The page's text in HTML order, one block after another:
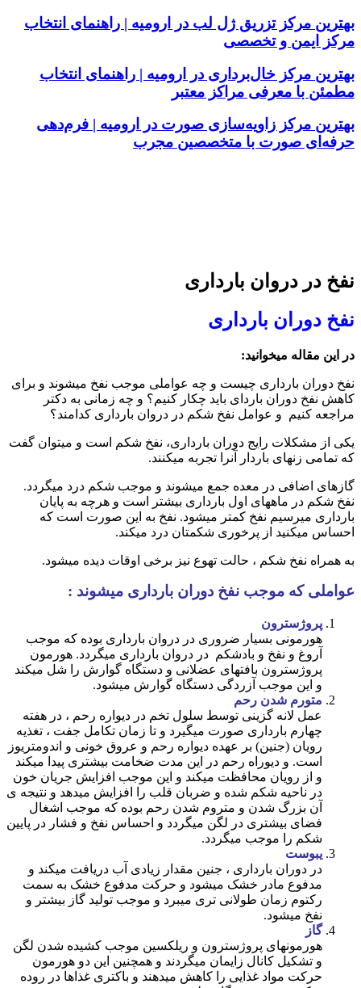
بهترین مرکز تزریق ژل لب در ارومیه | راهنمای انتخاب
مرکز ایمن و تخصصی
بهترین مرکز خال‌برداری در ارومیه | راهنمای انتخاب
مطمئن با معرفی مراکز معتبر
بهترین مرکز زاویه‌سازی صورت در ارومیه | فرم‌دهی
حرفه‌ای صورت با متخصصین مجرب
نفخ در دروان بارداری
نفخ دوران بارداری
در این مقاله میخوانید:
نفخ دوران بارداری چیست و چه عواملی موجب نفخ میشوند و برای
کاهش نفخ دوران باردای باید چکار کنیم؟ و چه زمانی به دکتر
مراجعه کنیم و عوامل نفخ شکم در دروان بارداری کدامند؟
یکی از مشکلات رایج دوران بارداری، نفخ شکم است و میتوان گفت
که تمامی زنهای باردار آنرا تجربه میکنند.
گازهای اضافی در معده جمع میشوند و موجب شکم درد میگردد.
نفخ شکم در ماههای اول بارداری بیشتر است و هرچه به پایان
بارداری میرسیم نفخ کمتر میشود. نفخ به این صورت است که
احساس میکنید از پرخوری شکمتان درد میکند.
به همراه نفخ شکم ، حالت تهوع نیز برخی اوقات دیده میشود.
عواملی که موجب نفخ دوران بارداری میشوند :
پروژسترون
هورمونی بسیار ضروری در دروان بارداری بوده که موجب
آروغ و نفخ و بادشکم در دروان بارداری میگردد. هورمون
پروژسترون بافتهای عضلانی و دستگاه گوارش را شل میکند
و این موجب آزردگی دستگاه گوارش میشود.
متورم شدن رحم
عمل لانه گزینی توسط سلول تخم در دیواره رحم ، در هفته
چهارم بارداری صورت میگیرد و تا زمان تکامل جفت ، تغذیه
رویان (جنین) بر عهده دیواره رحم و عروق خونی و اندومتریوز
است. و دیوراه رحم در این مدت ضخامت بیشتری پیدا میکند
و از رویان محافظت میکند و این موجب افزایش جریان خون
در ناحیه شکم شده و ضربان قلب را افزایش میدهد و نتیجه ی
آن بزرگ شدن و متروم شدن رحم بوده که موجب اشغال
فضای بیشتری در لگن میگردد و احساس نفخ و فشار در پایین
شکم را موجب میگردد.
یبوست
در دوران بارداری ، جنین مقدار زیادی آب دریافت میکند و
مدفوع مادر خشک میشود و حرکت مدفوع خشک به سمت
رکتوم زمان طولانی تری میبرد و موجب تولید گاز بیشتر و
نفخ میشود.
گاز
هورمونهای پروژسترون و ریلکسین موجب کشیده شدن لگن
و تشکیل کانال زایمان میگردند و همچنین این دو هورمون
حرکت مواد غذایی را کاهش میدهند و باکتری غذاها در روده